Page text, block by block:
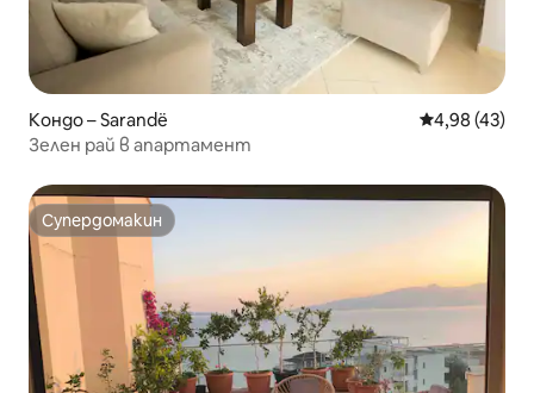
Кондо – Sarandë Средна
4,98 (43)
Зелен рай в апартамент
Супердомакин
Супердомакин